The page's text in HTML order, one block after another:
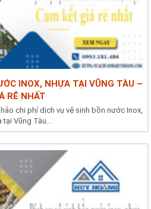
INOX, NHỰA TẠI VŨNG TÀU –
RẺ NHẤT
chi phí dịch vụ vệ sinh bồn nước Inox,
tại Vũng Tàu...